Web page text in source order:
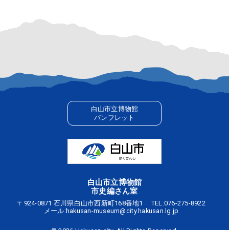
白山市立博物館
パンフレット
白山市立博物館
市史編さん室
〒924-0871 石川県白山市西新町168番地1 TEL:076-275-8922
メール: hakusan-museum@city.hakusan.lg.jp